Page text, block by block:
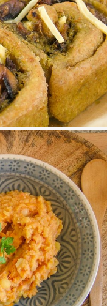
/MEDITERRÁN KONYHA